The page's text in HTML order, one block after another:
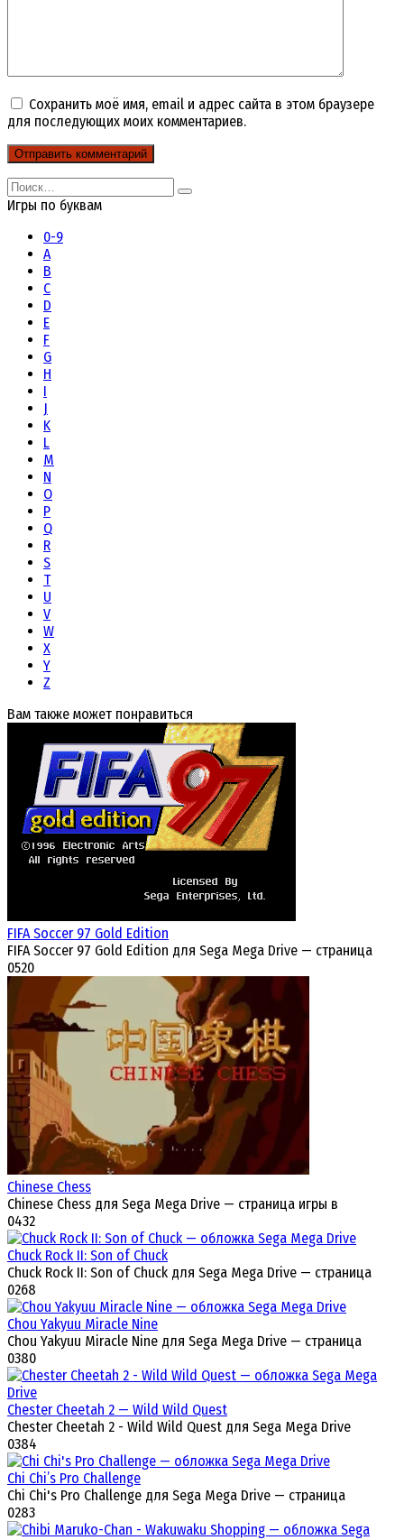
Сохранить моё имя, email и адрес сайта в этом браузере
для последующих моих комментариев.
Search
for:
Игры по буквам
0-9
A
B
C
D
E
F
G
H
I
J
K
L
M
N
O
P
Q
R
S
T
U
V
W
X
Y
Z
Вам также может понравиться
FIFA Soccer 97 Gold Edition
FIFA Soccer 97 Gold Edition для Sega Mega Drive — страница
0520
Chinese Chess
Chinese Chess для Sega Mega Drive — страница игры в
0432
Chuck Rock II: Son of Chuck
Chuck Rock II: Son of Chuck для Sega Mega Drive — страница
0268
Chou Yakyuu Miracle Nine
Chou Yakyuu Miracle Nine для Sega Mega Drive — страница
0380
Chester Cheetah 2 — Wild Wild Quest
Chester Cheetah 2 - Wild Wild Quest для Sega Mega Drive
0384
Chi Chi’s Pro Challenge
Chi Chi's Pro Challenge для Sega Mega Drive — страница
0283